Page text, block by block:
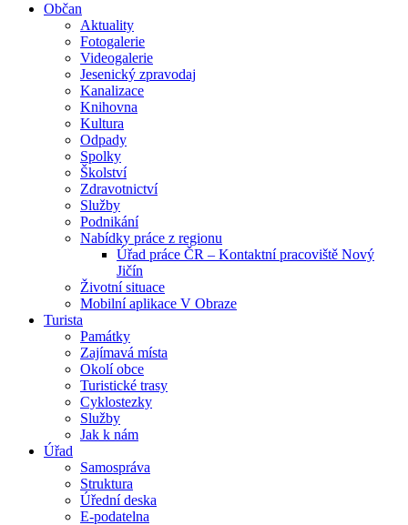
Občan
Aktuality
Fotogalerie
Videogalerie
Jesenický zpravodaj
Kanalizace
Knihovna
Kultura
Odpady
Spolky
Školství
Zdravotnictví
Služby
Podnikání
Nabídky práce z regionu
Úřad práce ČR – Kontaktní pracoviště Nový
Jičín
Životní situace
Mobilní aplikace V Obraze
Turista
Památky
Zajímavá místa
Okolí obce
Turistické trasy
Cyklostezky
Služby
Jak k nám
Úřad
Samospráva
Struktura
Úřední deska
E-podatelna